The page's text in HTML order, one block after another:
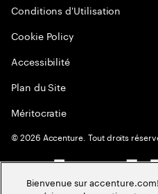
Conditions d'Utilisation
Cookie Policy
Accessibilité
Plan du Site
Méritocratie
©2026 Accenture. Tout droits
Bienvenue sur